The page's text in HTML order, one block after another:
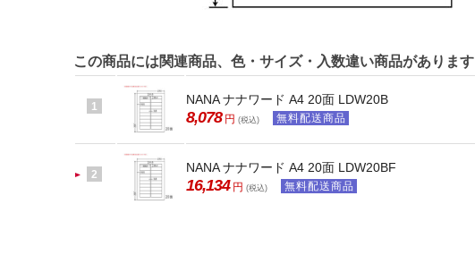
この商品には関連商品、色・サイズ・入数違い商品があります
1 NANA ナナワード A4 20面 LDW20B
8,078 円 (税込) 無料配送商品
2 NANA ナナワード A4 20面 LDW20BF
16,134 円 (税込) 無料配送商品